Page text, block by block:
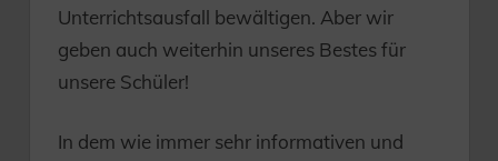
Unterrichtsausfall bewältigen. Aber wir
geben auch weiterhin unseres Bestes für
unsere Schüler!
In dem wie immer sehr informativen und